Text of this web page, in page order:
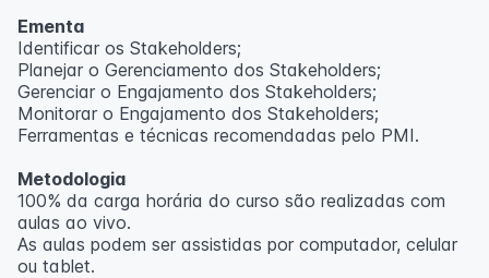
Professor(a):Frederyck Teixeira
Ementa
Identificar os Stakeholders;
Planejar o Gerenciamento dos Stakeholders;
Gerenciar o Engajamento dos Stakeholders;
Monitorar o Engajamento dos Stakeholders;
Ferramentas e técnicas recomendadas pelo PMI.
Metodologia
100% da carga horária do curso são realizadas com
aulas ao vivo.
As aulas podem ser assistidas por computador, celular
ou tablet.